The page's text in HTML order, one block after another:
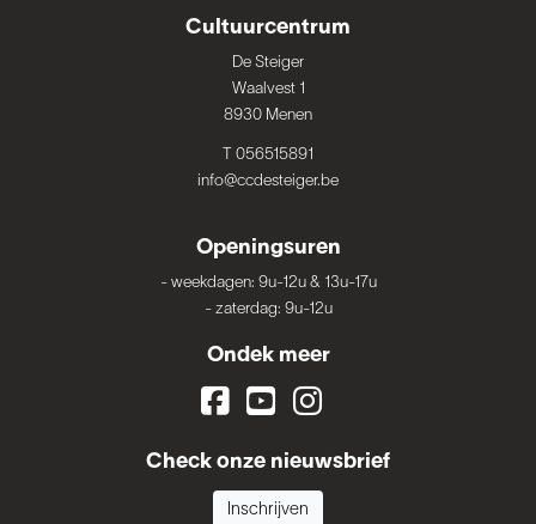
Cultuurcentrum
De Steiger
Waalvest 1
8930 Menen
T 056515891
info@ccdesteiger.be
Openingsuren
- weekdagen: 9u-12u & 13u-17u
- zaterdag: 9u-12u
Ondek meer
Check onze nieuwsbrief
Inschrijven